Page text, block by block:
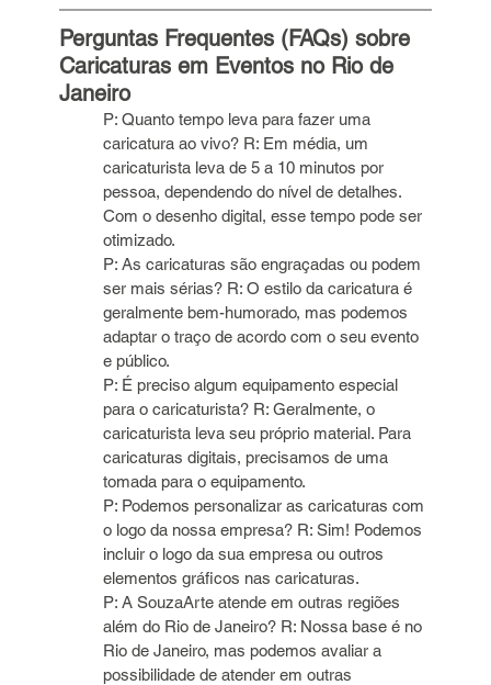
Perguntas Frequentes (FAQs) sobre
Caricaturas em Eventos no Rio de
Janeiro
P: Quanto tempo leva para fazer uma
caricatura ao vivo? R: Em média, um
caricaturista leva de 5 a 10 minutos por
pessoa, dependendo do nível de detalhes.
Com o desenho digital, esse tempo pode ser
otimizado.
P: As caricaturas são engraçadas ou podem
ser mais sérias? R: O estilo da caricatura é
geralmente bem-humorado, mas podemos
adaptar o traço de acordo com o seu evento
e público.
P: É preciso algum equipamento especial
para o caricaturista? R: Geralmente, o
caricaturista leva seu próprio material. Para
caricaturas digitais, precisamos de uma
tomada para o equipamento.
P: Podemos personalizar as caricaturas com
o logo da nossa empresa? R: Sim! Podemos
incluir o logo da sua empresa ou outros
elementos gráficos nas caricaturas.
P: A SouzaArte atende em outras regiões
além do Rio de Janeiro? R: Nossa base é no
Rio de Janeiro, mas podemos avaliar a
possibilidade de atender em outras